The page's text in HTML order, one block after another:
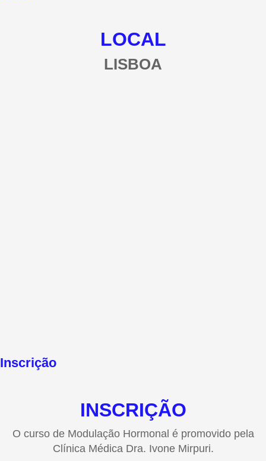
LOCAL
LISBOA
Inscrição
INSCRIÇÃO
O curso de Modulação Hormonal é promovido pela
Clínica Médica Dra. Ivone Mirpuri.